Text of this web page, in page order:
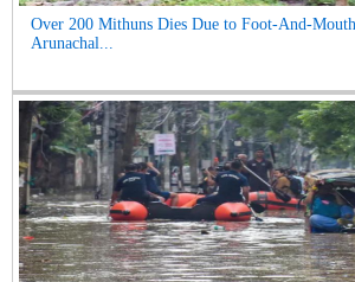
Over 200 Mithuns Dies Due to Foot-And-
Arunachal...